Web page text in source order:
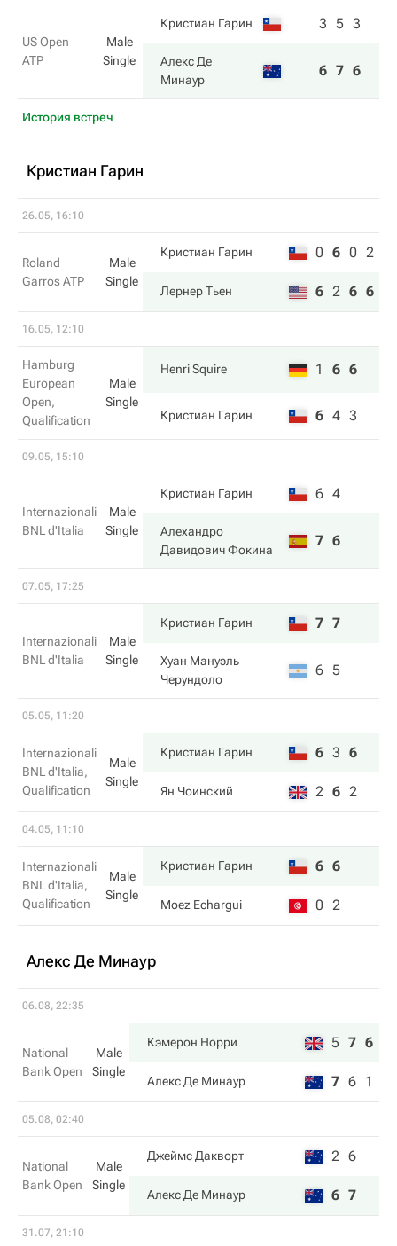
US Open
ATP
Male
Single
Кристиан Гарин 3 5 3
Алекс Де
Минаур
6 7 6
История встреч
Кристиан Гарин
26.05, 16:10
Roland
Garros ATP
Male
Single
Кристиан Гарин 0 6 0 2
Лернер Тьен 6 2 6 6
16.05, 12:10
Hamburg
European
Open,
Qualification
Male
Single
Henri Squire 1 6 6
Кристиан Гарин 6 4 3
09.05, 15:10
Internazionali
BNL d'Italia
Male
Single
Кристиан Гарин 6 4
Алехандро
Давидович Фокина
7 6
07.05, 17:25
Internazionali
BNL d'Italia
Male
Single
Кристиан Гарин 7 7
Хуан Мануэль
Черундоло
6 5
05.05, 11:20
Internazionali
BNL d'Italia,
Qualification
Male
Single
Кристиан Гарин 6 3 6
Ян Чоинский 2 6 2
04.05, 11:10
Internazionali
BNL d'Italia,
Qualification
Male
Single
Кристиан Гарин 6 6
Moez Echargui 0 2
Алекс Де Минаур
06.08, 22:35
National
Bank Open
Male
Single
Кэмерон Норри 5 7 6
Алекс Де Минаур 7 6 1
05.08, 02:40
National
Bank Open
Male
Single
Джеймс Дакворт 2 6
Алекс Де Минаур 6 7
31.07, 21:10